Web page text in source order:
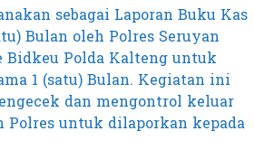
sebagai Laporan Buku Kas
Bulan oleh Polres Seruyan
Polda Kalteng untuk
1 (satu) Bulan. Kegiatan ini
dan mengontrol keluar
Polres untuk dilaporkan kepada